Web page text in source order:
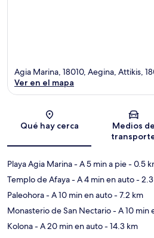
Agia Marina, 18010, Aegina, Attikis,
Ver en el mapa
Qué hay cerca
Medios de
Playa Agia Marina- A 5 min a pie- 0.5
Templo de Afaya- A 4 min en auto-
Paleohora- A 10 min en auto- 7.2 km
Monasterio de San Nectario- A 10 min
Kolona- A 20 min en auto- 14.3 km